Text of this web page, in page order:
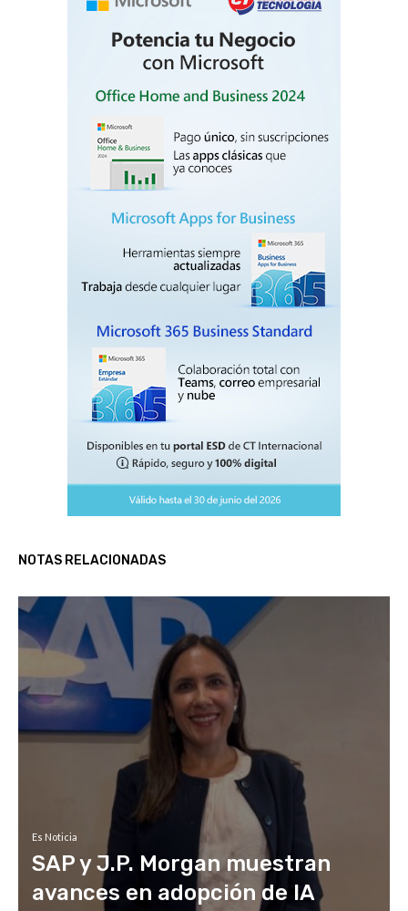
NOTAS RELACIONADAS
Es Noticia
SAP y J.P. Morgan muestran
avances en adopción de IA